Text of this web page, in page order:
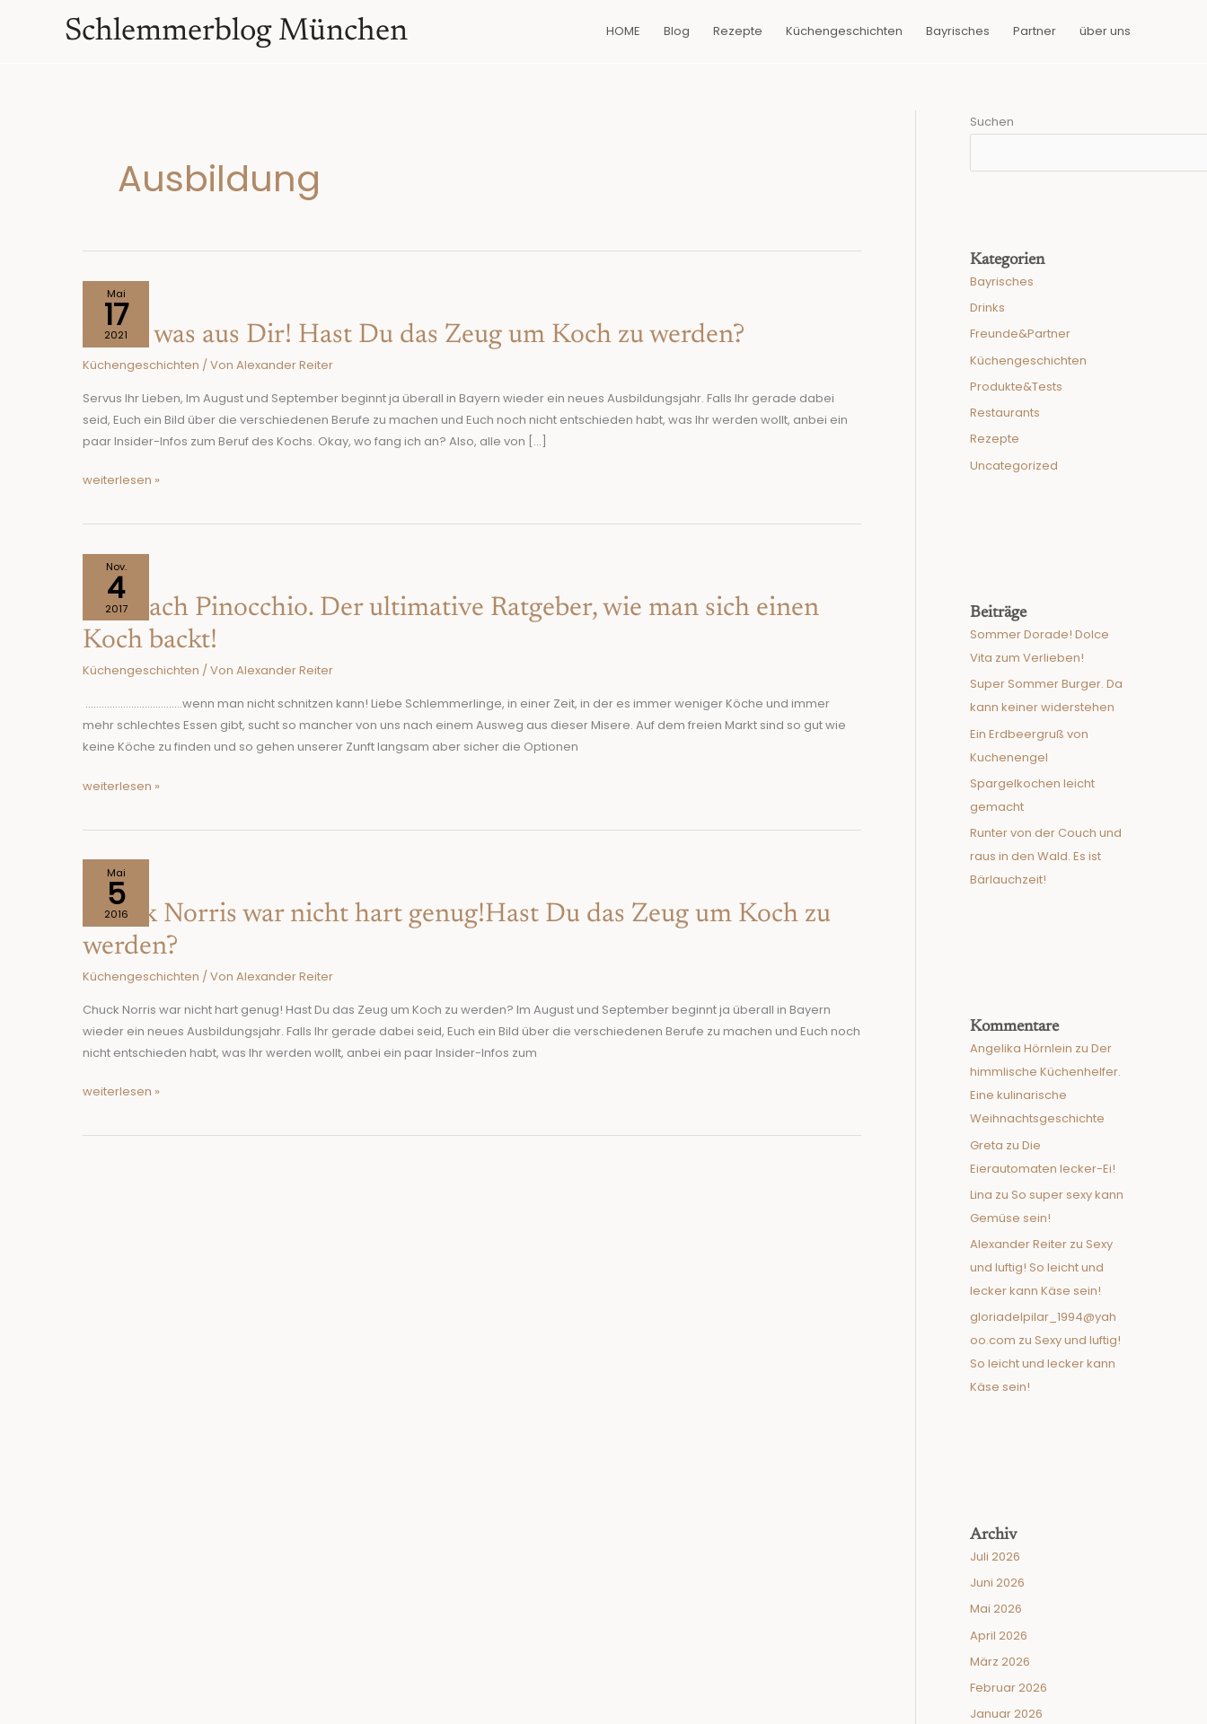
Schlemmerblog München HOME Blog Rezepte Küchengeschichten Bayrisches Partner über uns
Ausbildung
Mai
17
2021
Mach was aus Dir! Hast Du das Zeug um Koch zu werden?
Küchengeschichten / Von Alexander Reiter
Servus Ihr Lieben, Im August und September beginnt ja überall in Bayern wieder ein neues Ausbildungsjahr. Falls Ihr gerade dabei
seid, Euch ein Bild über die verschiedenen Berufe zu machen und Euch noch nicht entschieden habt, was Ihr werden wollt, anbei ein
paar Insider-Infos zum Beruf des Kochs. Okay, wo fang ich an? Also, alle von […]
Mach
was
Du
das
Zeug
Koch
werden?
weiterlesen »
Nov.
4
2017
Frei nach Pinocchio. Der ultimative Ratgeber, wie man sich einen
Koch backt!
Küchengeschichten / Von Alexander Reiter
………………………………wenn man nicht schnitzen kann! Liebe Schlemmerlinge, in einer Zeit, in der es immer weniger Köche und immer
mehr schlechtes Essen gibt, sucht so mancher von uns nach einem Ausweg aus dieser Misere. Auf dem freien Markt sind so gut wie
keine Köche zu finden und so gehen unserer Zunft langsam aber sicher die Optionen
nach
Pinocchio.
Der
ultimative
Ratgeber,
Koch
weiterlesen »
Mai
5
2016
Chuck Norris war nicht hart genug!Hast Du das Zeug um Koch zu
werden?
Küchengeschichten / Von Alexander Reiter
Chuck Norris war nicht hart genug! Hast Du das Zeug um Koch zu werden? Im August und September beginnt ja überall in Bayern
wieder ein neues Ausbildungsjahr. Falls Ihr gerade dabei seid, Euch ein Bild über die verschiedenen Berufe zu machen und Euch noch
nicht entschieden habt, was Ihr werden wollt, anbei ein paar Insider-Infos zum
Chuck
Norris
hart
genug!Hast
Koch
weiterlesen »
Suchen
Kategorien
Bayrisches
Drinks
Freunde&Partner
Küchengeschichten
Produkte&Tests
Restaurants
Rezepte
Uncategorized
Beiträge
Sommer Dorade! Dolce
Vita zum Verlieben!
Super Sommer Burger. Da
kann keiner widerstehen
Ein Erdbeergruß von
Kuchenengel
Spargelkochen leicht
gemacht
Runter von der Couch und
raus in den Wald. Es ist
Bärlauchzeit!
Kommentare
Angelika Hörnlein zu Der
himmlische Küchenhelfer.
Eine kulinarische
Weihnachtsgeschichte
Greta zu Die
Eierautomaten lecker-Ei!
Lina zu So super sexy kann
Gemüse sein!
Alexander Reiter zu Sexy
und luftig! So leicht und
lecker kann Käse sein!
gloriadelpilar_1994@yah
oo.com zu Sexy und luftig!
So leicht und lecker kann
Käse sein!
Archiv
Juli 2026
Juni 2026
Mai 2026
April 2026
März 2026
Februar 2026
Januar 2026